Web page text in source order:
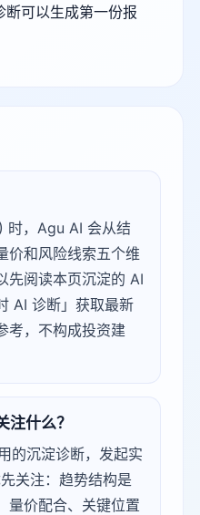
可以生成第一份报
时，Agu AI 会从结
价和风险线索五个维
先阅读本页沉淀的 AI
AI 诊断」获取最新
考，不构成投资建
什么？
的沉淀诊断，发起实
关注：趋势结构是
量价配合、关键位置